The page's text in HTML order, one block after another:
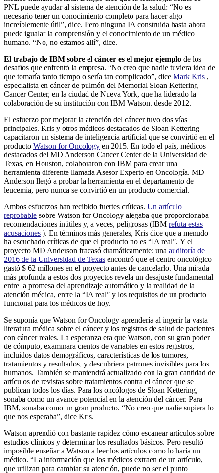
PNL puede ayudar al sistema de atención de la salud: “No es
necesario tener un conocimiento completo para hacer algo
increíblemente útil”, dice. Pero ninguna IA construida hasta ahora
puede igualar la comprensión y el conocimiento de un médico
humano. “No, no estamos allí”, dice.
El trabajo de IBM sobre el cáncer es el mejor ejemplo de los
desafíos que enfrentó la empresa. “No creo que nadie tuviera idea de
que tomaría tanto tiempo o sería tan complicado”, dice Mark Kris ,
especialista en cáncer de pulmón del Memorial Sloan Kettering
Cancer Center, en la ciudad de Nueva York, que ha liderado la
colaboración de su institución con IBM Watson. desde 2012.
El esfuerzo por mejorar la atención del cáncer tuvo dos vías
principales. Kris y otros médicos destacados de Sloan Kettering
capacitaron un sistema de inteligencia artificial que se convirtió en el
producto Watson for Oncology en 2015. En todo el país, médicos
destacados del MD Anderson Cancer Center de la Universidad de
Texas, en Houston, colaboraron con IBM para crear una
herramienta diferente llamada Asesor Experto en Oncología. MD
Anderson llegó a probar la herramienta en el departamento de
leucemia, pero nunca se convirtió en un producto comercial.
Ambos esfuerzos han recibido fuertes críticas. Un artículo
reprobable sobre Watson for Oncology alegaba que proporcionaba
recomendaciones inútiles y, a veces, peligrosas (IBM refuta estas
acusaciones ). En términos más generales, Kris dice que a menudo
ha escuchado críticas de que el producto no es “IA real”. Y el
proyecto MD Anderson fracasó dramáticamente: una auditoría de
2016 de la Universidad de Texas encontró que el centro oncológico
gastó $ 62 millones en el proyecto antes de cancelarlo. Una mirada
más profunda a estos dos proyectos revela un desajuste fundamental
entre la promesa del aprendizaje automático y la realidad de la
atención médica, entre la “IA real” y los requisitos de un producto
funcional para los médicos de hoy.
Se suponía que Watson for Oncology aprendería al ingerir la vasta
literatura médica sobre el cáncer y los registros de salud de pacientes
con cáncer reales. La esperanza era que Watson, con su gran poder
de cómputo, examinara cientos de variables en estos registros,
incluidos datos demográficos, características de los tumores,
tratamientos y resultados, y descubriera patrones invisibles para los
humanos. También se mantendrá actualizado con la gran cantidad de
artículos de revistas sobre tratamientos contra el cáncer que se
publican todos los días. Para los oncólogos de Sloan Kettering,
sonaba como un avance potencial en la atención del cáncer. Para
IBM, sonaba como un gran producto. “No creo que nadie supiera lo
que nos esperaba”, dice Kris.
Watson aprendió con bastante rapidez cómo escanear artículos sobre
estudios clínicos y determinar los resultados básicos. Pero resultó
imposible enseñar a Watson a leer los artículos como lo haría un
médico. “La información que los médicos extraen de un artículo,
que utilizan para cambiar su atención, puede no ser el punto